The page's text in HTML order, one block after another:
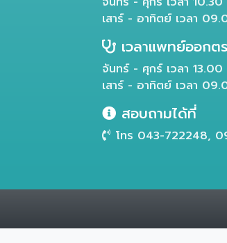
เสาร์ - อาทิตย์ เวลา
เวลาแพทย์ออกต
จันทร์ - ศุกร์ เวลา
เสาร์ - อาทิตย์ เวลา
สอบถามได้ที่
โทร 043-722248,